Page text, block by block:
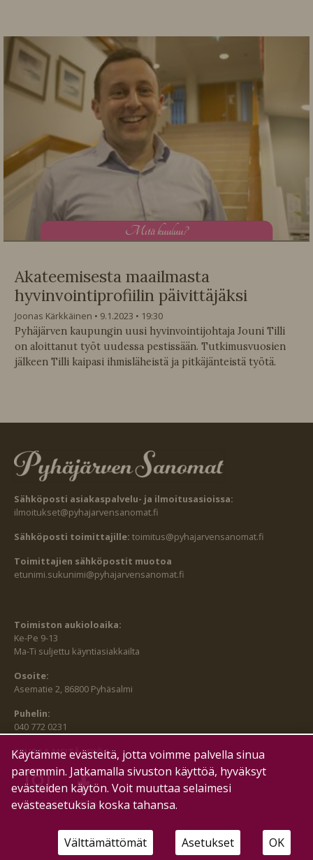
Mitä kuuluu?
Akateemisesta maailmasta
hyvinvointiprofiilin päivittäjäksi
Joonas Kärkkäinen 9.1.2023
19:30
Pyhäjärven kaupungin uusi hyvinvointijohtaja Jouni Tilli
on aloittanut työt uudessa pestissään. Tutkimusvuosien
jälkeen Tilli kaipasi ihmisläheistä ja pitkäjänteistä työtä.
Sähköposti asiakaspalvelu- ja ilmoitusasioissa:
ilmoitukset@pyhajarvensanomat.fi
Sähköposti toimittajille: toimitus@pyhajarvensanomat.fi
Toimittajien sähköpostit muotoa
etunimi.sukunimi@pyhajarvensanomat.fi
Toimiston aukioloaika:
Ke-Pe 9-13
Ma-Ti suljettu käyntiasiakkailta
Osoite:
Asematie 2, 86800 Pyhäsalmi
Puhelin:
040 772 0231
SEURAA MEITÄ MYÖS:
HALLITSE EVÄSTEITÄ
Käytämme evästeitä, jotta voimme palvella sinua
paremmin. Jatkamalla sivuston käyttöä, hyväksyt
evästeiden käytön. Voit muuttaa selaimesi
evästeasetuksia koska tahansa.
Välttämättömät Asetukset OK